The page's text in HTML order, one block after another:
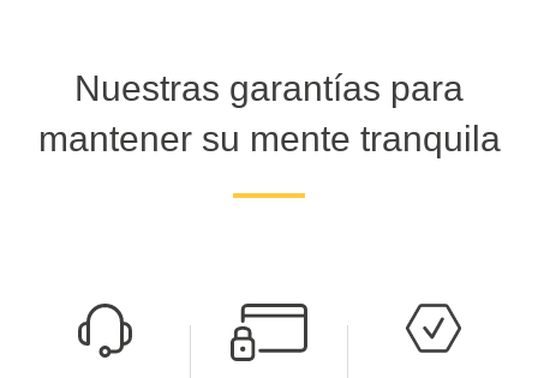
Nuestras garantías para
mantener su mente tranquila